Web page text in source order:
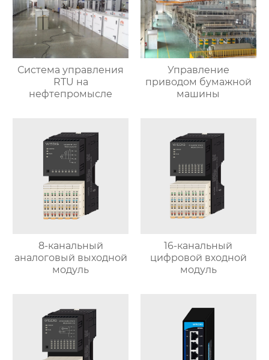
Система управления
RTU на
нефтепромысле
Управление
приводом бумажной
машины
8-канальный
аналоговый выходной
модуль
16-канальный
цифровой входной
модуль